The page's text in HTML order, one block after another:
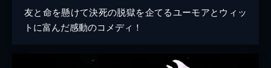
友と命を懸けて決死の脱獄を企てるユーモアとウィッ
トに富んだ感動のコメディ！